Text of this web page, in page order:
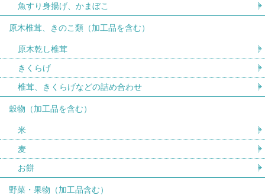
魚すり身揚げ、かまぼこ
原木椎茸、きのこ類（加工品を含む）
原木乾し椎茸
きくらげ
椎茸、きくらげなどの詰め合わせ
穀物（加工品を含む）
米
麦
お餅
野菜・果物（加工品含む）